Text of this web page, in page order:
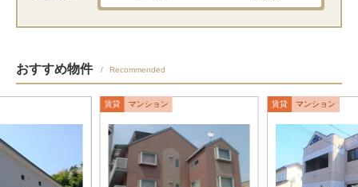
おすすめ物件 Recommended
賃貸 マンション 賃貸 マンション